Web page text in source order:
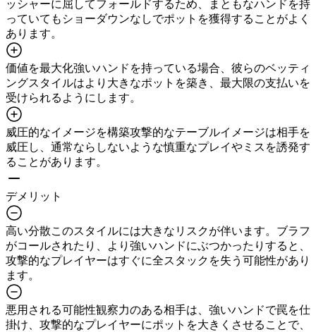
ッシャーに屈してフォールドするため、まともなハンドを持
っていてもショーダウンなしでポットを獲得することがよく
あります。
価値を最大化強いハンドを持っている場合、彼らのベッティ
ングスタイルはより大きなポットを築き、最大限の支払いを
受けられるようにします。
威圧的なイメージを構築攻撃的なテーブルイメージは相手を
威圧し、通常ならしないような慎重なプレイやミスを誘発す
ることがあります。
デメリット
高い分散このスタイルには大きなリスクが伴います。ブラフ
がコールされたり、より強いハンドにぶつかったりすると、
攻撃的なプレイヤーはすぐに全スタックを失う可能性があり
ます。
悪用される可能性観察力のある相手は、強いハンドで罠を仕
掛け、攻撃的なプレイヤーにポットを大きくさせることで、